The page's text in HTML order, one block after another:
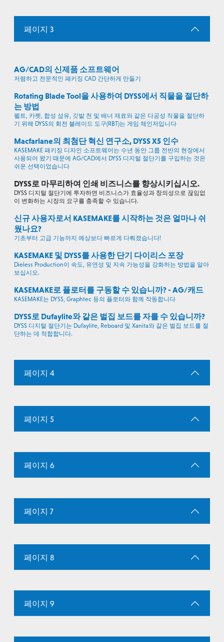
페이지 3
AG/CAD의 신제품 소프트웨어
저렴하고 전문적인 패키징 CAD 간단하게 만들기
Rotating Blade Tool을 사용하여 DYSS에서 직물을 절단하
는 방법
펠트, 카펫, 합성 섬유, 깃발 천 및 배너 재료와 같은 다공성 직물을 절단하
기 위해 DYSS의 회전 블레이드 도구(RBT)는 게임 체인저입니다
Macfarlane의 최첨단 혁신 연구소, DYSS X5 인수
KASEMAKE 패키징 디자인 소프트웨어는 수년 동안 그룹 전반의 현장에서
사용되어 왔기 때문에 AG/CAD에서 DYSS 디지털 절단기를 구입하는 것은
쉬운 선택이었습니다
DYSS로 마무리하여 인쇄 비즈니스를 향상시키십시오.
DYSS 디지털 절단기에 투자하면 비즈니스가 효율성과 창의성으로 끊임없
이 변화하는 시장의 요구를 충족할 수 있습니다.
신규 사용자로서 KASEMAKE를 시작하는 것은 얼마나 쉬
웠나요?
기초부터 고급 기능까지 예상보다 빠르게 다뤄졌습니다!
KASEMAKE 및 DYSS를 사용한 단기 다이리스 포장
Dieless Production이 속도, 유연성 및 지속 가능성을 강화하는 방법을 알아
보십시오.
KASEMAKE로 플로터를 구동할 수 있습니까? - AG/캐드
KASEMAKE는 DYSS, Graphtec 등의 플로터와 함께 작동합니다
DYSS로 Dufaylite와 같은 벌집 보드를 자를 수 있습니까?
DYSS 디지털 절단기는 Dufaylite, Reboard 및 Xanita와 같은 벌집 보드를 절
단하는 데 적합합니다.
페이지 4
페이지 5
페이지 6
페이지 7
페이지 8
페이지 9